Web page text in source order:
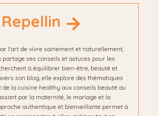
l’art de vivre sainement et naturellement,
partage ses conseils et astuces pour les
à équilibrer bien-être, beauté et
son blog, elle explore des thématiques
de la cuisine healthy aux conseils beauté au
par la maternité, le mariage et la
authentique et bienveillante permet à